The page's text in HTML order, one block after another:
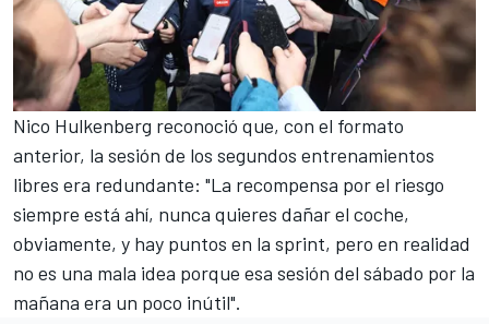
Nico Hulkenberg reconoció que, con el formato
anterior, la sesión de los segundos entrenamientos
libres era redundante: "La recompensa por el riesgo
siempre está ahí, nunca quieres dañar el coche,
obviamente, y hay puntos en la sprint, pero en realidad
no es una mala idea porque esa sesión del sábado por la
mañana era un poco inútil".